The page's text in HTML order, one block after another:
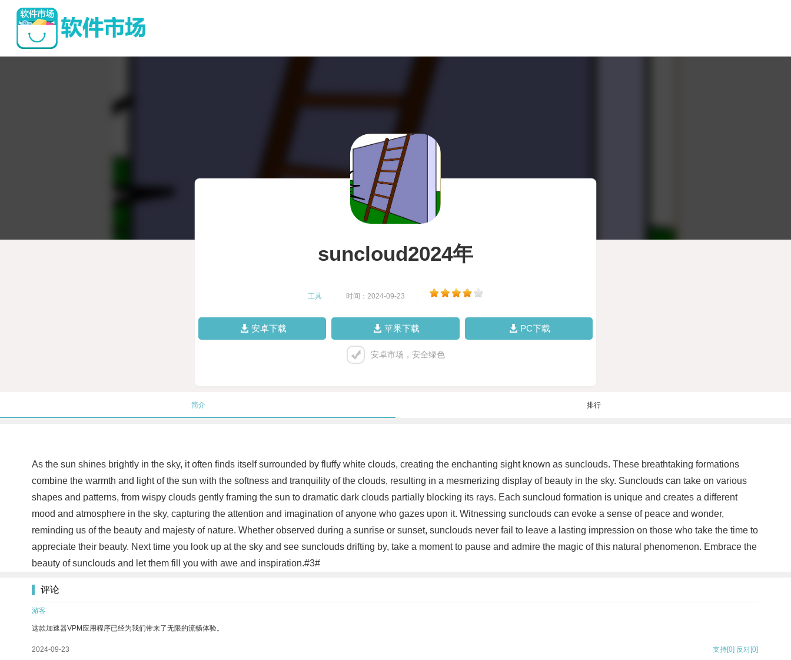
suncloud2024年
工具 时间：2024-09-23
安卓下载 苹果下载 PC下载
安卓市场，安全绿色
简介 排行
As the sun shines brightly in the sky, it often finds itself surrounded by fluffy white clouds, creating the enchanting sight known as sunclouds. These breathtaking formations
combine the warmth and light of the sun with the softness and tranquility of the clouds, resulting in a mesmerizing display of beauty in the sky. Sunclouds can take on various
shapes and patterns, from wispy clouds gently framing the sun to dramatic dark clouds partially blocking its rays. Each suncloud formation is unique and creates a different
mood and atmosphere in the sky, capturing the attention and imagination of anyone who gazes upon it. Witnessing sunclouds can evoke a sense of peace and wonder,
reminding us of the beauty and majesty of nature. Whether observed during a sunrise or sunset, sunclouds never fail to leave a lasting impression on those who take the time to
appreciate their beauty. Next time you look up at the sky and see sunclouds drifting by, take a moment to pause and admire the magic of this natural phenomenon. Embrace the
beauty of sunclouds and let them fill you with awe and inspiration.#3#
评论
游客
这款加速器VPM应用程序已经为我们带来了无限的流畅体验。
2024-09-23 支持[0] 反对[0]